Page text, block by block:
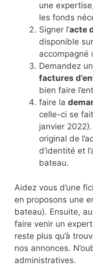
une
les fonds
Signer l’acte
disponible
accompagné
Demandez
factures
bien faire
faire la
celle-ci se
janvier
original de
d’identité et
bateau.
Aidez vous d’une
en proposons une
bateau). Ensuite,
faire venir un
reste plus qu’à
nos annonces.
administratives.